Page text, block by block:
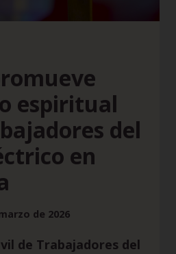
espiritual
del
en
de 2026
de Trabajadores del